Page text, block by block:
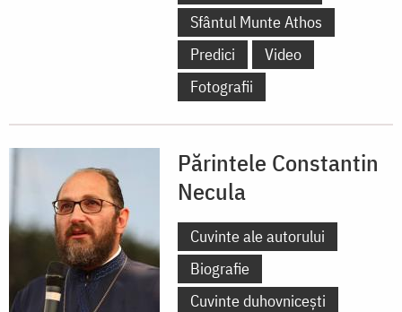
Sfântul Munte Athos
Predici
Video
Fotografii
Părintele Constantin
Necula
Cuvinte ale autorului
Biografie
Cuvinte duhovnicești